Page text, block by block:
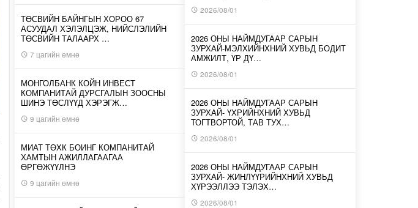
ТӨСВИЙН БАЙНГЫН ХОРОО 67
АСУУДАЛ ХЭЛЭЛЦЭЖ, НИЙСЛЭЛИЙН
ТӨСВИЙН ТАЛААРХ …
7 цагийн өмнө
МОНГОЛБАНК КОЙН ИНВЕСТ
КОМПАНИТАЙ ДУРСГАЛЫН ЗООСНЫ
ШИНЭ ТӨСЛҮҮД ХЭРЭГЖ…
9 цагийн өмнө
МИАТ ТӨХК БОИНГ КОМПАНИТАЙ
ХАМТЫН АЖИЛЛАГААГАА
ӨРГӨЖҮҮЛНЭ
9 цагийн өмнө
2026/08/01
2026 ОНЫ НАЙМДУГААР САРЫН
ЗУРХАЙ-МЭЛХИЙНХНИЙ ХУВЬД БОДИТ
АМЖИЛТ, ҮР ДҮ…
2026/08/01
2026 ОНЫ НАЙМДУГААР САРЫН
ЗУРХАЙ- ҮХРИЙНХНИЙ ХУВЬД
ТОГТВОРТОЙ, ТАВ ТУХ…
2026/08/01
2026 ОНЫ НАЙМДУГААР САРЫН
ЗУРХАЙ- ЖИНЛҮҮРИЙНХНИЙ ХУВЬД
ХҮРЭЭЛЛЭЭ ТЭЛЭХ…
2026/08/01